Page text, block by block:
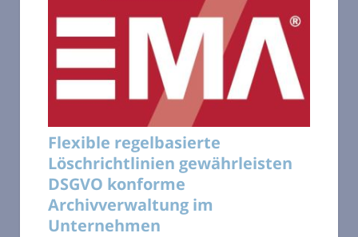
Flexible regelbasierte
Löschrichtlinien gewährleisten
DSGVO konforme
Archivverwaltung im
Unternehmen